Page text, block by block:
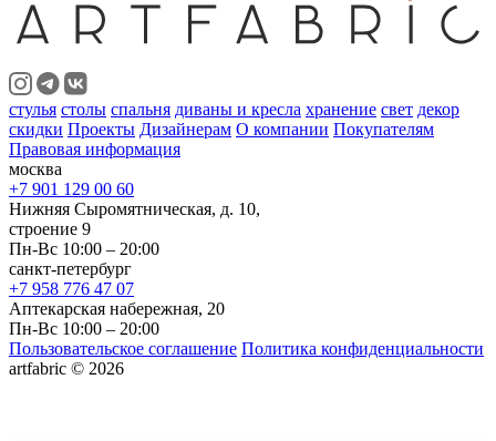
стулья столы спальня диваны и кресла хранение свет декор
скидки Проекты Дизайнерам О компании Покупателям
Правовая информация
москва
+7 901 129 00 60
Нижняя Сыромятническая, д. 10,
строение 9
Пн-Вс 10:00 – 20:00
санкт-петербург
+7 958 776 47 07
Аптекарская набережная, 20
Пн-Вс 10:00 – 20:00
Пользовательское соглашение Политика конфиденциальности
artfabric © 2026